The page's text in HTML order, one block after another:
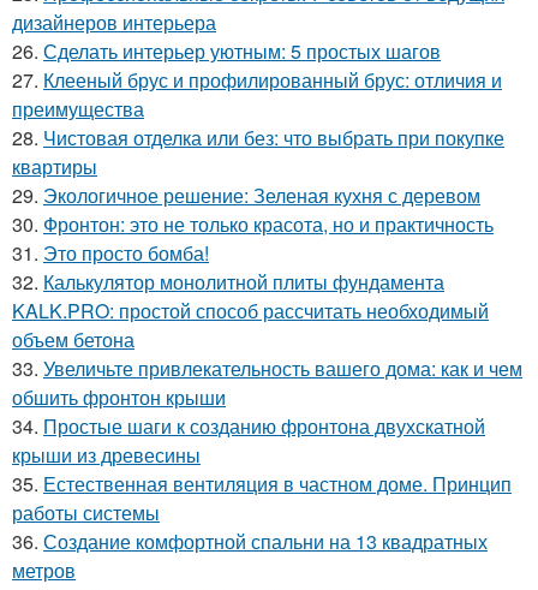
дизайнеров интерьера
26. Сделать интерьер уютным: 5 простых шагов
27. Клееный брус и профилированный брус: отличия и
преимущества
28. Чистовая отделка или без: что выбрать при покупке
квартиры
29. Экологичное решение: Зеленая кухня с деревом
30. Фронтон: это не только красота, но и практичность
31. Это просто бомба!
32. Калькулятор монолитной плиты фундамента
KALK.PRO: простой способ рассчитать необходимый
объем бетона
33. Увеличьте привлекательность вашего дома: как и чем
обшить фронтон крыши
34. Простые шаги к созданию фронтона двухскатной
крыши из древесины
35. Естественная вентиляция в частном доме. Принцип
работы системы
36. Создание комфортной спальни на 13 квадратных
метров